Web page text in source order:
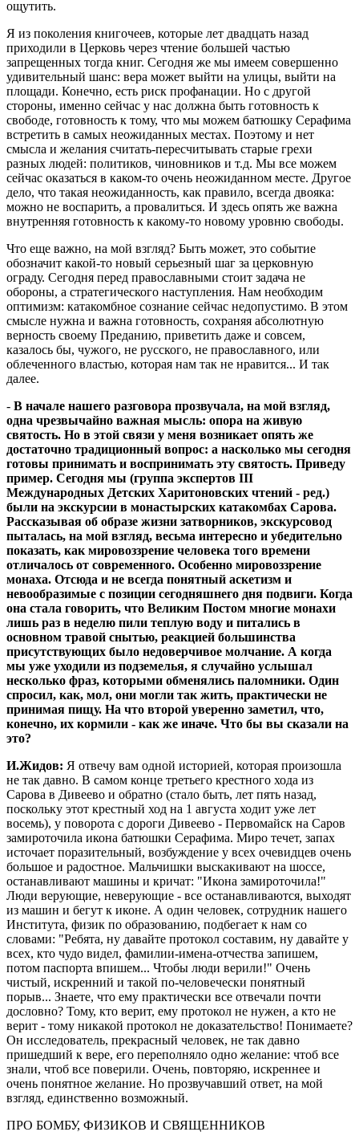
ощутить.
Я из поколения книгочеев, которые лет двадцать назад
приходили в Церковь через чтение большей частью
запрещенных тогда книг. Сегодня же мы имеем совершенно
удивительный шанс: вера может выйти на улицы, выйти на
площади. Конечно, есть риск профанации. Но с другой
стороны, именно сейчас у нас должна быть готовность к
свободе, готовность к тому, что мы можем батюшку Серафима
встретить в самых неожиданных местах. Поэтому и нет
смысла и желания считать-пересчитывать старые грехи
разных людей: политиков, чиновников и т.д. Мы все можем
сейчас оказаться в каком-то очень неожиданном месте. Другое
дело, что такая неожиданность, как правило, всегда двояка:
можно не воспарить, а провалиться. И здесь опять же важна
внутренняя готовность к какому-то новому уровню свободы.
Что еще важно, на мой взгляд? Быть может, это событие
обозначит какой-то новый серьезный шаг за церковную
ограду. Сегодня перед православными стоит задача не
обороны, а стратегического наступления. Нам необходим
оптимизм: катакомбное сознание сейчас недопустимо. В этом
смысле нужна и важна готовность, сохраняя абсолютную
верность своему Преданию, приветить даже и совсем,
казалось бы, чужого, не русского, не православного, или
облеченного властью, которая нам так не нравится... И так
далее.
- В начале нашего разговора прозвучала, на мой взгляд,
одна чрезвычайно важная мысль: опора на живую
святость. Но в этой связи у меня возникает опять же
достаточно традиционный вопрос: а насколько мы сегодня
готовы принимать и воспринимать эту святость. Приведу
пример. Сегодня мы (группа экспертов III
Международных Детских Харитоновских чтений - ред.)
были на экскурсии в монастырских катакомбах Сарова.
Рассказывая об образе жизни затворников, экскурсовод
пыталась, на мой взгляд, весьма интересно и убедительно
показать, как мировоззрение человека того времени
отличалось от современного. Особенно мировоззрение
монаха. Отсюда и не всегда понятный аскетизм и
невообразимые с позиции сегодняшнего дня подвиги. Когда
она стала говорить, что Великим Постом многие монахи
лишь раз в неделю пили теплую воду и питались в
основном травой снытью, реакцией большинства
присутствующих было недоверчивое молчание. А когда
мы уже уходили из подземелья, я случайно услышал
несколько фраз, которыми обменялись паломники. Один
спросил, как, мол, они могли так жить, практически не
принимая пищу. На что второй уверенно заметил, что,
конечно, их кормили - как же иначе. Что бы вы сказали на
это?
И.Жидов: Я отвечу вам одной историей, которая произошла
не так давно. В самом конце третьего крестного хода из
Сарова в Дивеево и обратно (стало быть, лет пять назад,
поскольку этот крестный ход на 1 августа ходит уже лет
восемь), у поворота с дороги Дивеево - Первомайск на Саров
замироточила икона батюшки Серафима. Миро течет, запах
источает поразительный, возбуждение у всех очевидцев очень
большое и радостное. Мальчишки выскакивают на шоссе,
останавливают машины и кричат: "Икона замироточила!"
Люди верующие, неверующие - все останавливаются, выходят
из машин и бегут к иконе. А один человек, сотрудник нашего
Института, физик по образованию, подбегает к нам со
словами: "Ребята, ну давайте протокол составим, ну давайте у
всех, кто чудо видел, фамилии-имена-отчества запишем,
потом паспорта впишем... Чтобы люди верили!" Очень
чистый, искренний и такой по-человечески понятный
порыв... Знаете, что ему практически все отвечали почти
дословно? Тому, кто верит, ему протокол не нужен, а кто не
верит - тому никакой протокол не доказательство! Понимаете?
Он исследователь, прекрасный человек, не так давно
пришедший к вере, его переполняло одно желание: чтоб все
знали, чтоб все поверили. Очень, повторяю, искреннее и
очень понятное желание. Но прозвучавший ответ, на мой
взгляд, единственно возможный.
ПРО БОМБУ, ФИЗИКОВ И СВЯЩЕННИКОВ